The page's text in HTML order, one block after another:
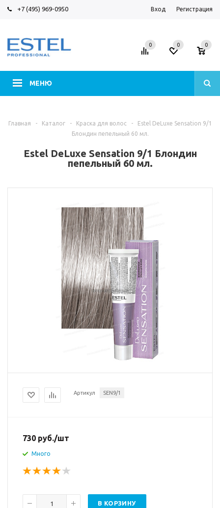
+7 (495) 969-0950 Вход Регистрация
МЕНЮ
0 0 0
Главная - Каталог - Краска для волос -
Estel DeLuxe Sensation 9/1
Блондин пепельный 60 мл.
Estel DeLuxe Sensation 9/1 Блондин
пепельный 60 мл.
Артикул SEN9/1
730 руб./шт
Много
В КОРЗИНУ